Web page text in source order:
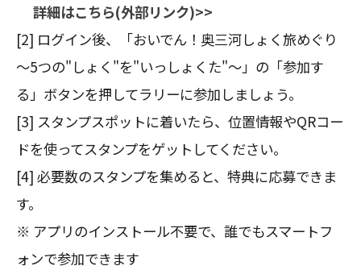
詳細はこちら(外部リンク)>>
[2] ログイン後、「おいでん！奥三河しょく旅めぐり
～5つの"しょく"を"いっしょくた"～」の「参加す
る」ボタンを押してラリーに参加しましょう。
[3] スタンプスポットに着いたら、位置情報やQRコー
ドを使ってスタンプをゲットしてください。
[4] 必要数のスタンプを集めると、特典に応募できま
す。
※ アプリのインストール不要で、誰でもスマートフ
ォンで参加できます